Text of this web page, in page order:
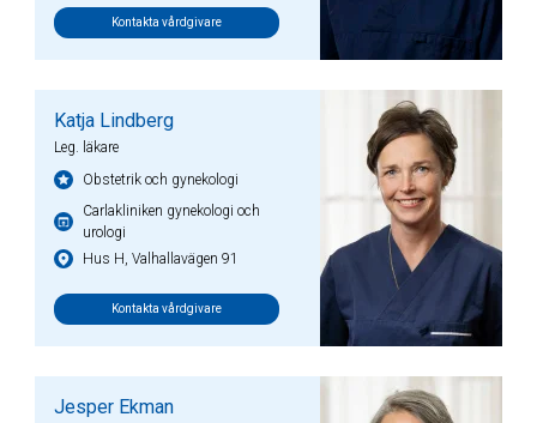
Kontakta vårdgivare
Katja Lindberg
Leg. läkare
Obstetrik och gynekologi
Carlakliniken gynekologi och
urologi
Hus H, Valhallavägen 91
Kontakta vårdgivare
Jesper Ekman